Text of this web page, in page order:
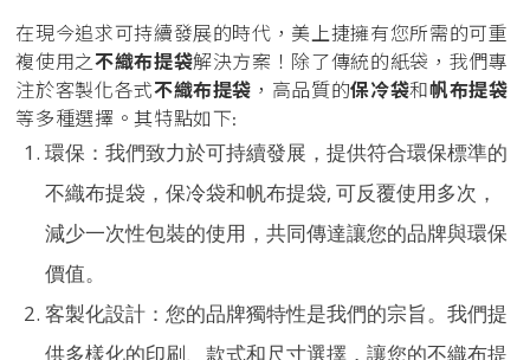
在現今追求可持續發展的時代，美上捷擁有您所需的可重
複使用之不織布提袋解決方案！除了傳統的紙袋，我們專
注於客製化各式不織布提袋 ，高品質的保冷袋和帆布提袋
等多種選擇。其特點如下:
環保：我們致力於可持續發展，提供符合環保標準的
不織布提袋，保冷袋和帆布提袋, 可反覆使用多次，
減少一次性包裝的使用，共同傳達讓您的品牌與環保
價值。
客製化設計：您的品牌獨特性是我們的宗旨。我們提
供多樣化的印刷、款式和尺寸選擇，讓您的不織布提